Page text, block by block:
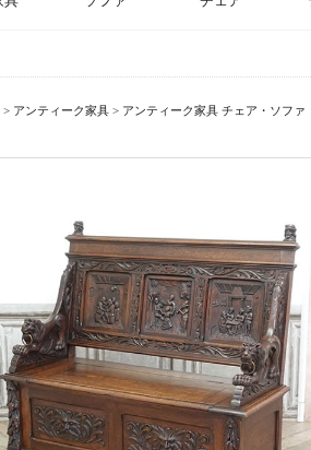
> アンティーク家具 > アンティーク家具 チェア・ソファ